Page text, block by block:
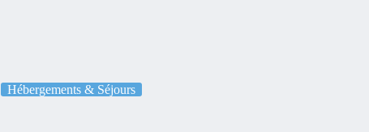
Hébergements & Séjours